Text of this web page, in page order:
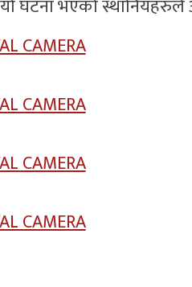
घटना भएको स्थानियहरुले